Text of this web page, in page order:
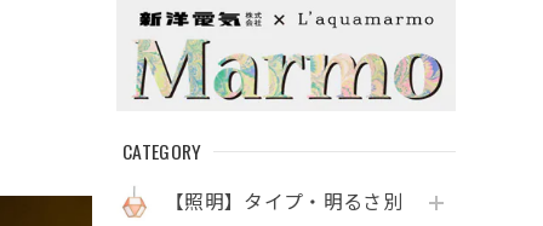
CATEGORY
【照明】タイプ・明るさ別